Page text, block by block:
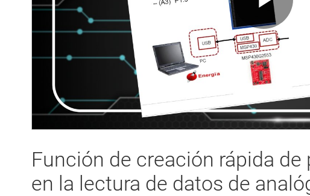
Play
Función de creación rápida
en la lectura de datos de